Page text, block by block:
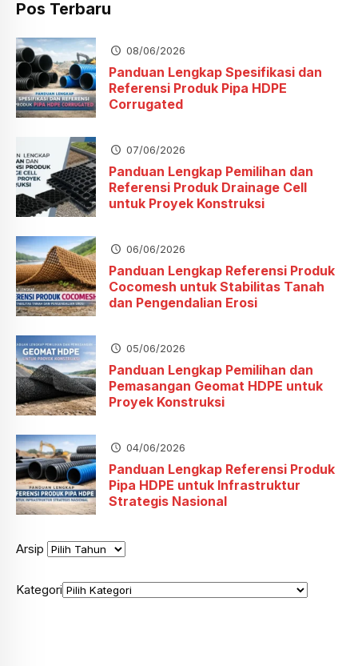
Pos Terbaru
08/06/2026
Panduan Lengkap Spesifikasi dan
Referensi Produk Pipa HDPE
Corrugated
07/06/2026
Panduan Lengkap Pemilihan dan
Referensi Produk Drainage Cell
untuk Proyek Konstruksi
06/06/2026
Panduan Lengkap Referensi Produk
Cocomesh untuk Stabilitas Tanah
dan Pengendalian Erosi
05/06/2026
Panduan Lengkap Pemilihan dan
Pemasangan Geomat HDPE untuk
Proyek Konstruksi
04/06/2026
Panduan Lengkap Referensi Produk
Pipa HDPE untuk Infrastruktur
Strategis Nasional
Arsip
Kategori